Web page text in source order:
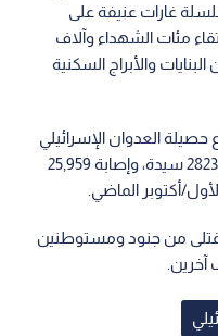
غارات عنيفة على
مئات الشهداء وآلاف
والأبراج السكنية
حصيلة العدوان الإسرائيلي
إلى 10,569 شهيدا، بينهم 4324 طفلا و2823 سيدة، وإصابة 25,959
أكتوبر الماضي.
من جنود ومستوطنين